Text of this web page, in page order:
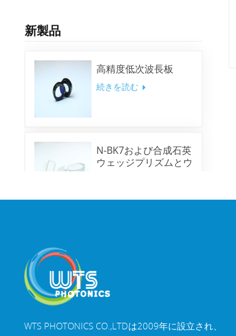
新製品
高精度低次波長板
続きを読む
N-BK7および合成石英
ウェッジプリズムとウ
イックミラー
WTS PHOTONICS CO.,LTDは2009年に設立され、